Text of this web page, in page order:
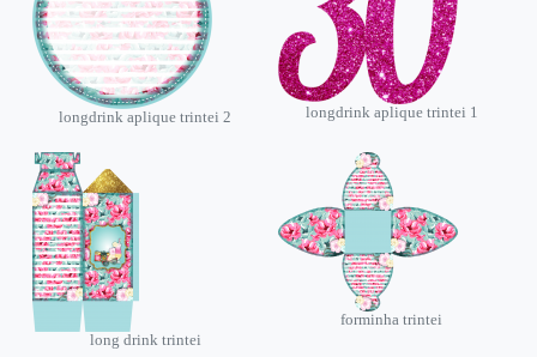
longdrink aplique trintei 2 longdrink aplique trintei 1
long drink trintei
forminha trintei